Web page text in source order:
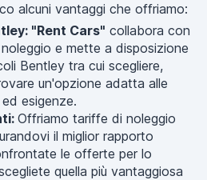
alcuni vantaggi che offriamo:
"Rent Cars" collabora con
e mette a disposizione
Bentley tra cui scegliere,
un'opzione adatta alle
esigenze.
Offriamo tariffe di noleggio
il miglior rapporto
le offerte per lo
quella più vantaggiosa